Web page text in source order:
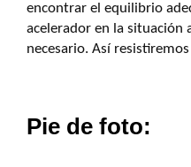
encontrar el equilibrio
acelerador en la situación
necesario. Así
Pie de foto: